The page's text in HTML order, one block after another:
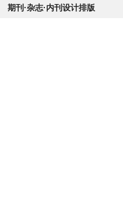
期刊·杂志·内刊设计排版